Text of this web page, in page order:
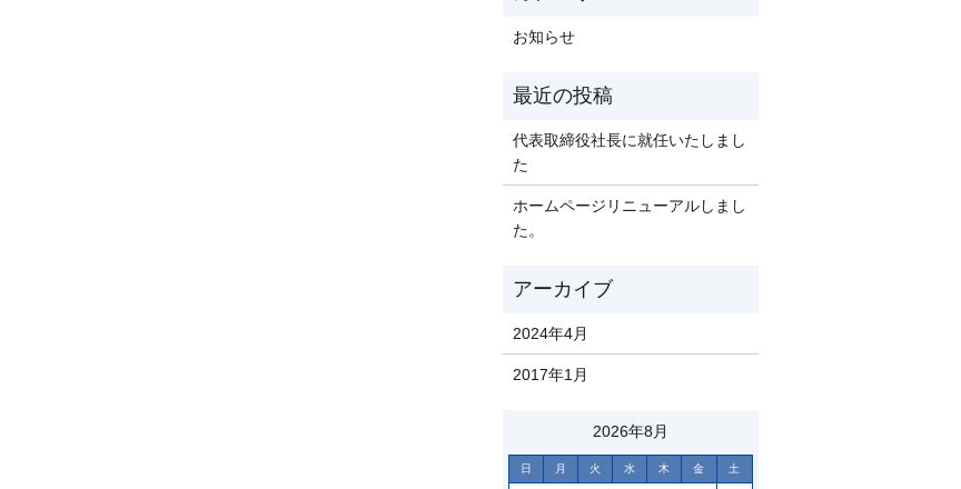
お知らせ
代表取締役社長に就任いたしまし
た
ホームページリニューアルしまし
た。
2024年4月
2017年1月
2026年8月
日 月 火 水 木 金 土